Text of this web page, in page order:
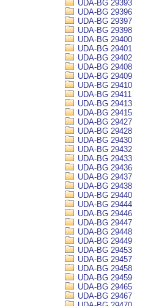
UDA-BG 29393
UDA-BG 29396
UDA-BG 29397
UDA-BG 29398
UDA-BG 29400
UDA-BG 29401
UDA-BG 29402
UDA-BG 29408
UDA-BG 29409
UDA-BG 29410
UDA-BG 29411
UDA-BG 29413
UDA-BG 29415
UDA-BG 29427
UDA-BG 29428
UDA-BG 29430
UDA-BG 29432
UDA-BG 29433
UDA-BG 29436
UDA-BG 29437
UDA-BG 29438
UDA-BG 29440
UDA-BG 29444
UDA-BG 29446
UDA-BG 29447
UDA-BG 29448
UDA-BG 29449
UDA-BG 29453
UDA-BG 29457
UDA-BG 29458
UDA-BG 29459
UDA-BG 29465
UDA-BG 29467